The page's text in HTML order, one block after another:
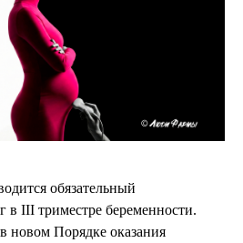
обязательный
в III триместре беременности.
новом Порядке оказания